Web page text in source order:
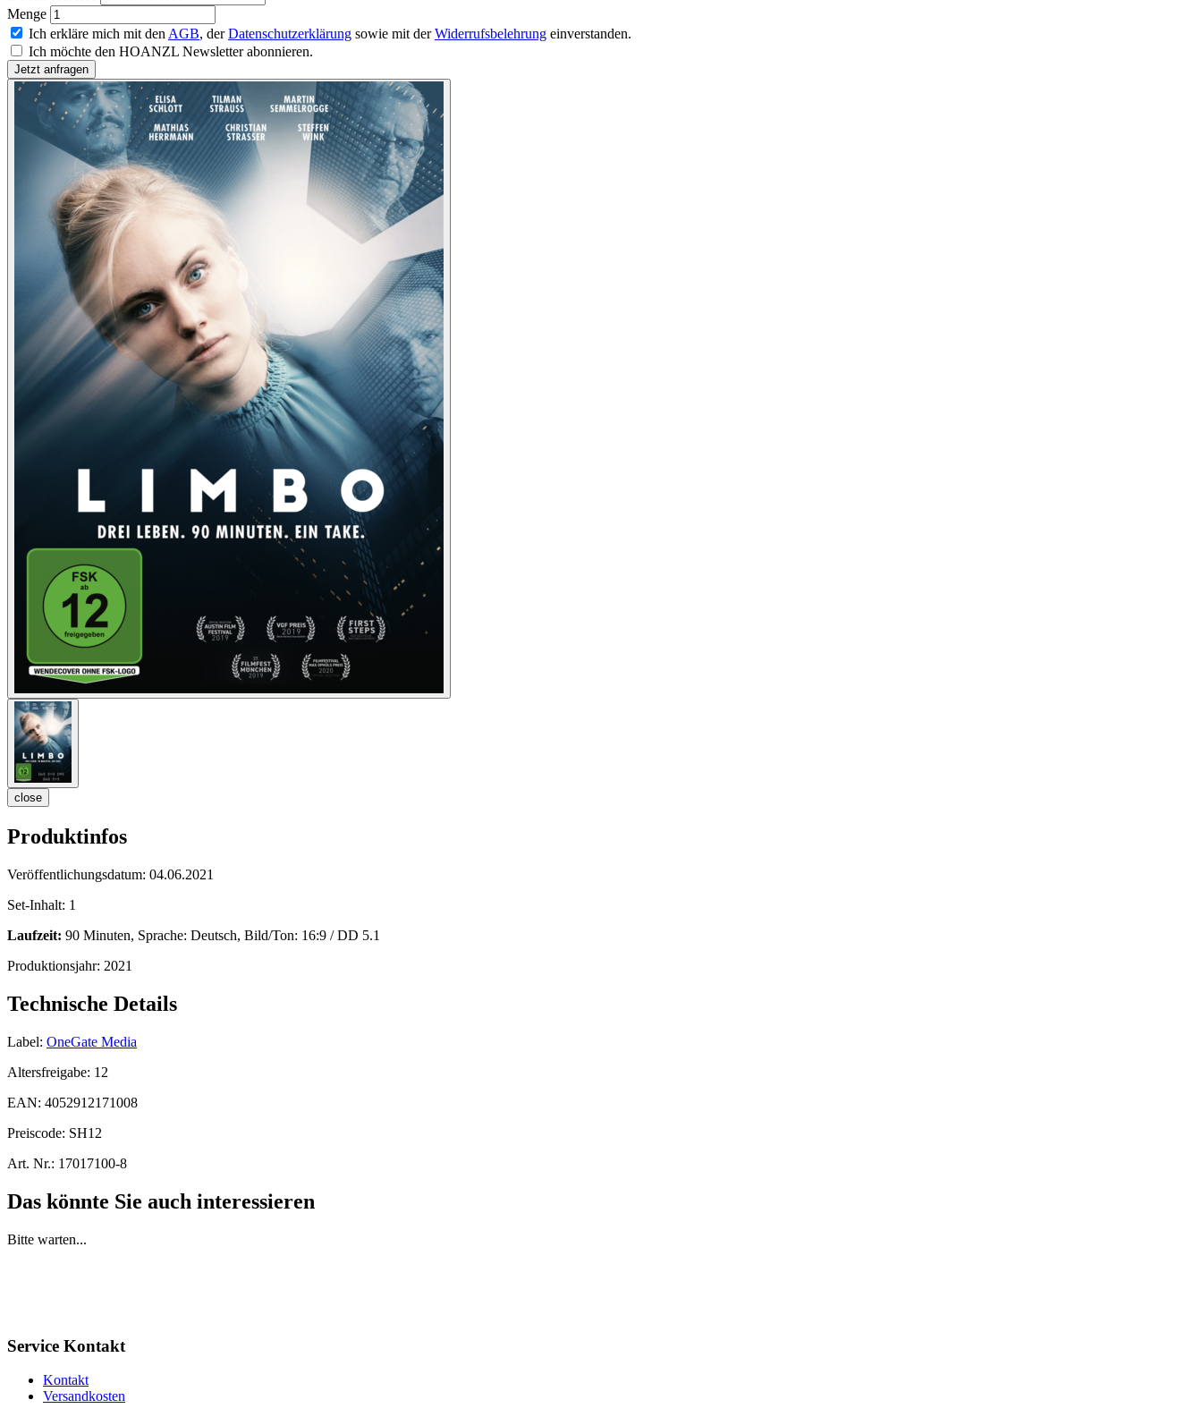
Menge
Ich erkläre mich mit den AGB, derDatenschutzerklärung sowie mit derWiderrufsbelehrung einverstanden.
Ich möchte den HOANZL Newsletter abonnieren.
close
Produktinfos
Veröffentlichungsdatum: 04.06.2021
Set-Inhalt: 1
Laufzeit: 90 Minuten, Sprache: Deutsch, Bild/Ton: 16:9 / DD 5.1
Produktionsjahr: 2021
Technische Details
Label: OneGate Media
Altersfreigabe: 12
EAN: 4052912171008
Preiscode: SH12
Art. Nr.: 17017100-8
Das könnte Sie auch interessieren
Bitte warten...
Service Kontakt
Kontakt
Versandkosten